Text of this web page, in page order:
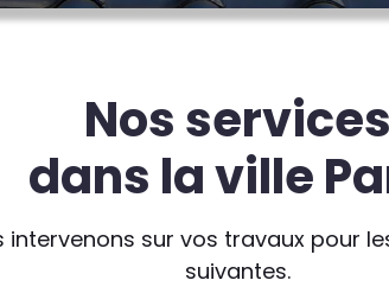
Nos services
dans la ville
intervenons sur vos travaux pour
suivantes.